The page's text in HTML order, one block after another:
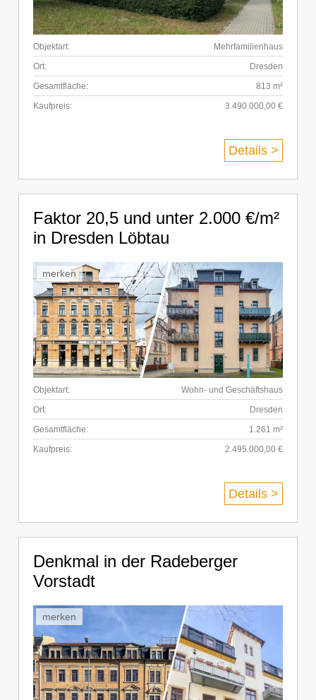
Objektart:
Mehrfamilienhaus
Ort:
Dresden
Gesamtfläche:
813 m²
Kaufpreis:
3.490.000,00 €
Details >
Faktor 20,5 und unter 2.000 €/m²
in Dresden Löbtau
merken
Objektart:
Wohn- und Geschäftshaus
Ort:
Dresden
Gesamtfläche:
1.261 m²
Kaufpreis:
2.495.000,00 €
Details >
Denkmal in der Radeberger
Vorstadt
merken